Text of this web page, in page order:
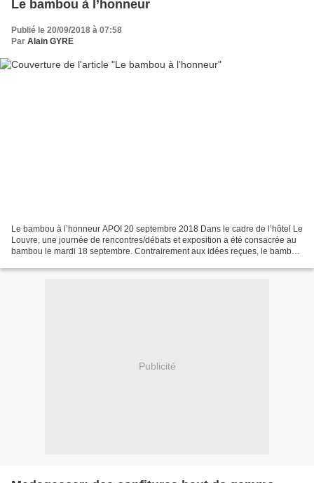
Le bambou à l’honneur
Publié le 20/09/2018 à 07:58
Par Alain GYRE
Le bambou à l’honneur APOI 20 septembre 2018 Dans le cadre de l’hôtel Le
Louvre, une journée de rencontres/débats et exposition a été consacrée au
bambou le mardi 18 septembre. Contrairement aux idées reçues, le bambou
Publicité